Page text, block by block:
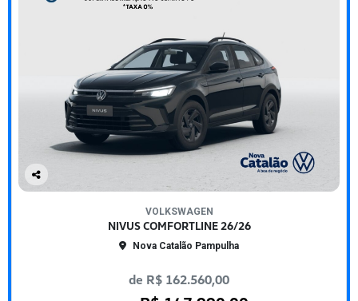
Co
VOLKSWAGEN
NIVUS COMFORTLINE 26/26
Nova Catalão Pampulha
de R$ 162.560,00